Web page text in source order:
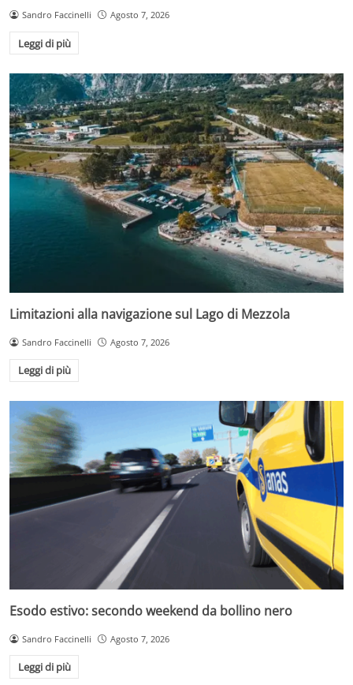
Sandro Faccinelli Agosto 7, 2026
Leggi di più
Limitazioni alla navigazione sul Lago di Mezzola
Sandro Faccinelli Agosto 7, 2026
Leggi di più
Esodo estivo: secondo weekend da bollino nero
Sandro Faccinelli Agosto 7, 2026
Leggi di più